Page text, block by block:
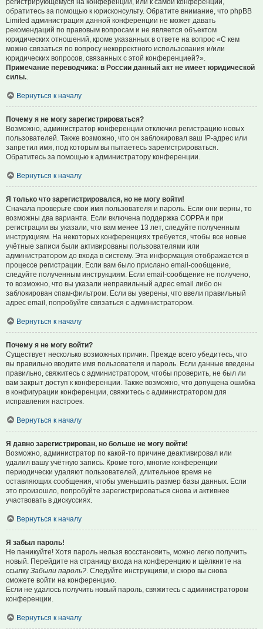
обратитесь за помощью к юрисконсульту. Обратите внимание, что phpBB
Limited администрация данной конференции не может давать
рекомендаций по правовым вопросам и не является объектом
юридических отношений, кроме указанных в ответе на вопрос «С кем
можно связаться по вопросу некорректного использования и/или
юридических вопросов, связанных с этой конференцией?».
Примечание переводчика: в России данный акт не имеет юридической
силы.
Вернуться к началу
Почему я не могу зарегистрироваться?
Возможно, администратор конференции отключил регистрацию новых
пользователей. Также возможно, что он заблокировал ваш IP-адрес или
запретил имя, под которым вы пытаетесь зарегистрироваться.
Обратитесь за помощью к администратору конференции.
Вернуться к началу
Я только что зарегистрировался, но не могу войти!
Сначала проверьте свои имя пользователя и пароль. Если они верны, то
возможны два варианта. Если включена поддержка COPPA и при
регистрации вы указали, что вам менее 13 лет, следуйте полученным
инструкциям. На некоторых конференциях требуется, чтобы все новые
учётные записи были активированы пользователями или
администратором до входа в систему. Эта информация отображается в
процессе регистрации. Если вам было прислано email-сообщение,
следуйте полученным инструкциям. Если email-сообщение не получено,
то возможно, что вы указали неправильный адрес email либо он
заблокирован спам-фильтром. Если вы уверены, что ввели правильный
адрес email, попробуйте связаться с администратором.
Вернуться к началу
Почему я не могу войти?
Существует несколько возможных причин. Прежде всего убедитесь, что
вы правильно вводите имя пользователя и пароль. Если данные введены
правильно, свяжитесь с администратором, чтобы проверить, не был ли
вам закрыт доступ к конференции. Также возможно, что допущена ошибка
в конфигурации конференции, свяжитесь с администратором для
исправления настроек.
Вернуться к началу
Я давно зарегистрирован, но больше не могу войти!
Возможно, администратор по какой-то причине деактивировал или
удалил вашу учётную запись. Кроме того, многие конференции
периодически удаляют пользователей, длительное время не
оставляющих сообщения, чтобы уменьшить размер базы данных. Если
это произошло, попробуйте зарегистрироваться снова и активнее
участвовать в дискуссиях.
Вернуться к началу
Я забыл пароль!
Не паникуйте! Хотя пароль нельзя восстановить, можно легко получить
новый. Перейдите на страницу входа на конференцию и щёлкните на
ссылку Забыли пароль? . Следуйте инструкциям, и скоро вы снова
сможете войти на конференцию.
Если не удалось получить новый пароль, свяжитесь с администратором
конференции.
Вернуться к началу